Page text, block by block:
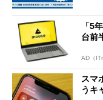
「5
台前
AD（
スマ
うキ